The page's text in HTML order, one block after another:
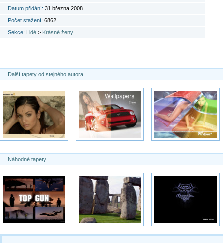
Datum přidání: 31.března 2008
Počet stažení: 6862
Sekce: Lidé > Krásné ženy
Další tapety od stejného autora
Náhodné tapety